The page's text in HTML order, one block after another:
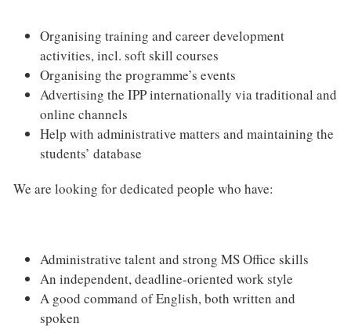
Organising training and career development
activities, incl. soft skill courses
Organising the programme’s events
Advertising the IPP internationally via traditional and
online channels
Help with administrative matters and maintaining the
students’ database
We are looking for dedicated people who have:
Administrative talent and strong MS Office skills
An independent, deadline-oriented work style
A good command of English, both written and
spoken